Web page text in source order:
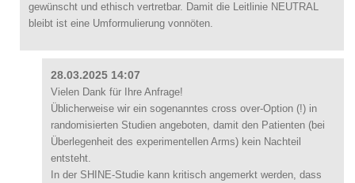
gewünscht und ethisch vertretbar. Damit die Leitlinie NEUTRAL
bleibt ist eine Umformulierung vonnöten.
28.03.2025 14:07
Vielen Dank für Ihre Anfrage!
Üblicherweise wir ein sogenanntes cross over-Option (!) in
randomisierten Studien angeboten, damit den Patienten (bei
Überlegenheit des experimentellen Arms) kein Nachteil
entsteht.
In der SHINE-Studie kann kritisch angemerkt werden, dass